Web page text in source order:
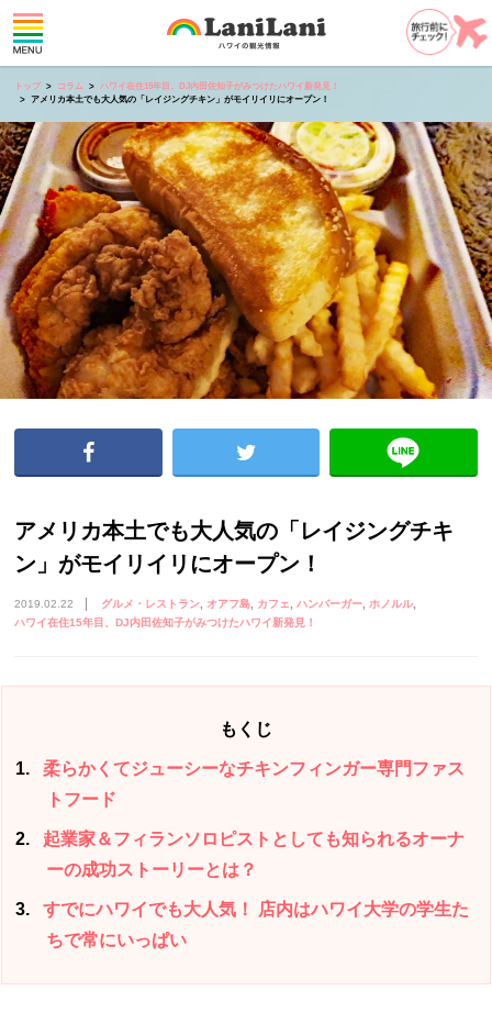
トップ コラム
ハワイ在住15年目、DJ内田佐知子がみつけたハワイ新発見！
アメリカ本土でも大人気の「レイジングチキン」がモイリイリにオープン！
アメリカ本土でも大人気の「レイジングチキ
ン」がモイリイリにオープン！
2019.02.22 グルメ・レストラン オアフ島 カフェ ハンバーガー ホノルル
ハワイ在住15年目、DJ内田佐知子がみつけたハワイ新発見！
もくじ
1
柔らかくてジューシーなチキンフィンガー専門ファス
トフード
2
起業家＆フィランソロピストとしても知られるオーナ
ーの成功ストーリーとは？
3
すでにハワイでも大人気！ 店内はハワイ大学の学生た
ちで常にいっぱい